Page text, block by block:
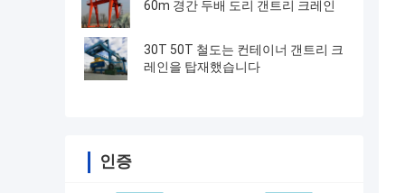
60m 경간 두배 도리 갠트리 크레인
30T 50T 철도는 컨테이너 갠트리 크
레인을 탑재했습니다
인증